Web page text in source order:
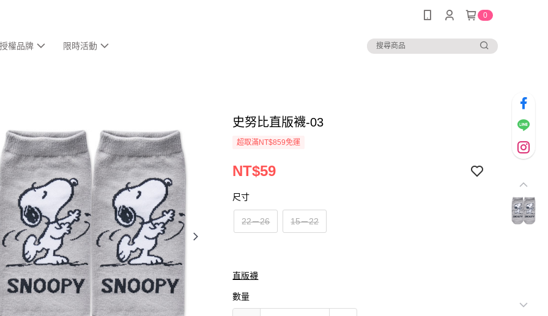
0
權品牌 限時活動
史努比直版襪-03
超取滿NT$859免運
NT$59
尺寸
22－26 15－22
直版襪
數量